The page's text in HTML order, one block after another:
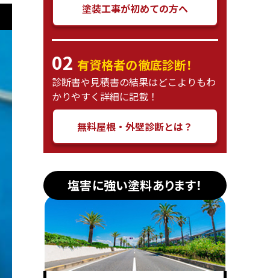
塗装工事が初めての方へ
02 有資格者の徹底診断！
診断書や見積書の結果はどこよりもわ
かりやすく詳細に記載！
無料屋根・外壁診断とは？
塩害に強い塗料あります！